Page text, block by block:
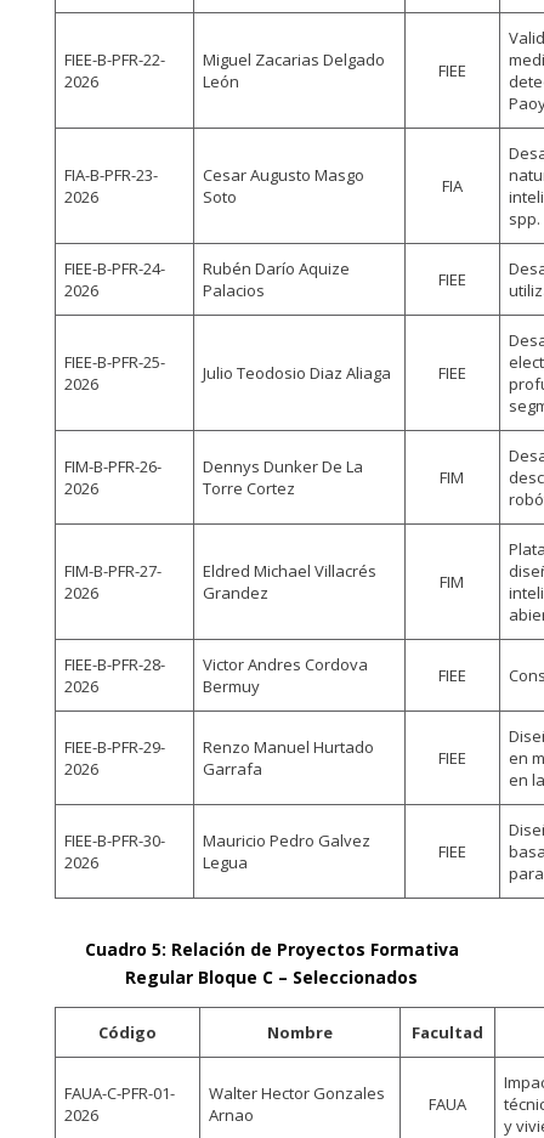
FIEE-B-PFR-22-
2026
Miguel Zacarias Delgado
León
FIEE
FIA-B-PFR-23-
2026
Cesar Augusto Masgo
Soto
FIA
FIEE-B-PFR-24-
2026
Rubén Darío Aquize
Palacios
FIEE
FIEE-B-PFR-25-
2026
Julio Teodosio Diaz Aliaga FIEE
FIM-B-PFR-26-
2026
Dennys Dunker De La
Torre Cortez
FIM
FIM-B-PFR-27-
2026
Eldred Michael Villacrés
Grandez
FIM
FIEE-B-PFR-28-
2026
Victor Andres Cordova
Bermuy
FIEE
FIEE-B-PFR-29-
2026
Renzo Manuel Hurtado
Garrafa
FIEE
en
en
FIEE-B-PFR-30-
2026
Mauricio Pedro Galvez
Legua
FIEE
Cuadro 5: Relación de Proyectos Formativa
Regular Bloque C – Seleccionados
Código Nombre Facultad
FAUA-C-PFR-01-
2026
Walter Hector Gonzales
Arnao
FAUA
y